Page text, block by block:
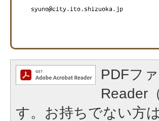
PDFフ
Reader
す。お持ちでない方